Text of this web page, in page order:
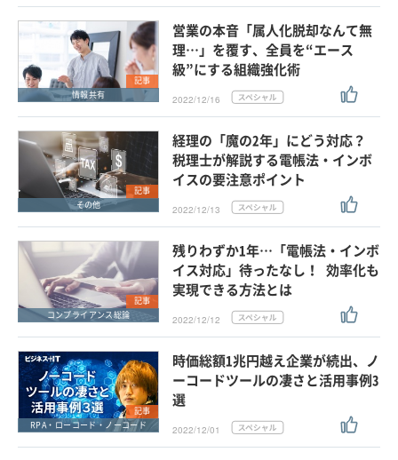
記事
情報共有
営業の本音「属人化脱却なんて無
理…」を覆す、全員を“エース
級”にする組織強化術
2022/12/16
記事
その他
経理の「魔の2年」にどう対応？
税理士が解説する電帳法・インボ
イスの要注意ポイント
2022/12/13
記事
コンプライアンス総論
残りわずか1年…「電帳法・インボ
イス対応」待ったなし！ 効率化も
実現できる方法とは
2022/12/12
記事
RPA・ローコード・ノーコード
時価総額1兆円越え企業が続出、ノ
ーコードツールの凄さと活用事例3
選
2022/12/01